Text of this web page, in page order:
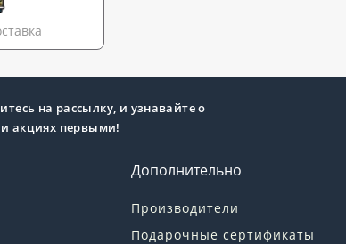
на рассылку, и узнавайте о
и акциях первыми!
Дополнительно
Производители
Подарочные сертификаты